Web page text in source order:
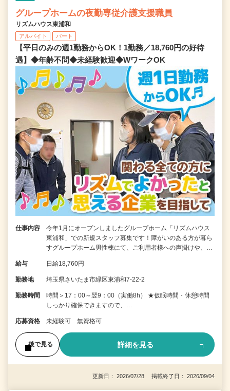
グループホームの夜勤専従介護支援職員
リズムハウス東浦和
アルバイト パート
【平日のみの週1勤務からOK！1勤務／18,760円の好待
遇】◆年齢不問◆未経験歓迎◆WワークOK
仕事内容
今年1月にオープンしましたグループホーム「リズムハウス
東浦和」での新規スタッフ募集です！障がいのある方が暮ら
すグループホーム男性棟にて、ご利用者様への声掛けや、…
給与 日給18,760円
勤務地 埼玉県さいたま市緑区東浦和7-22-2
勤務時間
時間＞17：00～翌9：00（実働8h） ★仮眠時間・休憩時間
しっかり確保できますので、…
応募資格 未経験可 無資格可
後で見る 詳細を見る
更新日： 2026/07/28 掲載終了日： 2026/09/04